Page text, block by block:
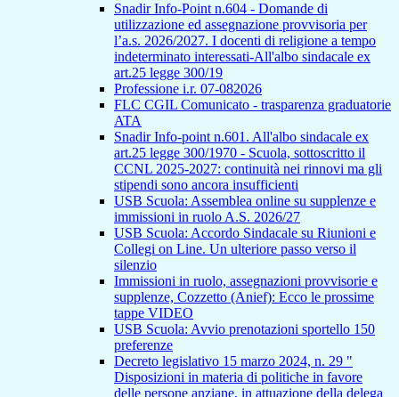
Snadir Info-Point n.604 - Domande di
utilizzazione ed assegnazione provvisoria per
l’a.s. 2026/2027. I docenti di religione a tempo
indeterminato interessati-All'albo sindacale ex
art.25 legge 300/19
Professione i.r. 07-082026
FLC CGIL Comunicato - trasparenza graduatorie
ATA
Snadir Info-point n.601. All'albo sindacale ex
art.25 legge 300/1970 - Scuola, sottoscritto il
CCNL 2025-2027: continuità nei rinnovi ma gli
stipendi sono ancora insufficienti
USB Scuola: Assemblea online su supplenze e
immissioni in ruolo A.S. 2026/27
USB Scuola: Accordo Sindacale su Riunioni e
Collegi on Line. Un ulteriore passo verso il
silenzio
Immissioni in ruolo, assegnazioni provvisorie e
supplenze, Cozzetto (Anief): Ecco le prossime
tappe VIDEO
USB Scuola: Avvio prenotazioni sportello 150
preferenze
Decreto legislativo 15 marzo 2024, n. 29 "
Disposizioni in materia di politiche in favore
delle persone anziane, in attuazione della delega